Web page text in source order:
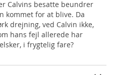
Calvins besatte beundrer
kommet for at blive. Da
drejning, ved Calvin ikke,
hans fejl allerede har
i frygtelig fare?